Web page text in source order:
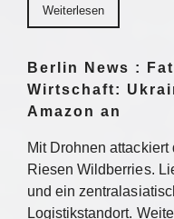
Weiterlesen
Berlin News :
Wirtschaft:
Amazon an
Mit Drohnen
Riesen Wildberries.
und ein
Logistikstandort.